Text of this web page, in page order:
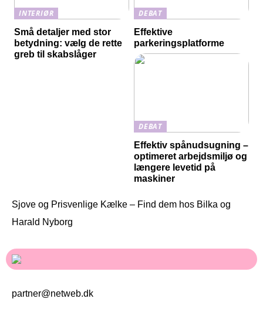
INTERIØR
Små detaljer med stor
betydning: vælg de rette
greb til skabslåger
DEBAT
Effektive
parkeringsplatforme
DEBAT
Effektiv spånudsugning –
optimeret arbejdsmiljø og
længere levetid på
maskiner
Sjove og Prisvenlige Kælke – Find dem hos Bilka og
Harald Nyborg
partner@netweb.dk